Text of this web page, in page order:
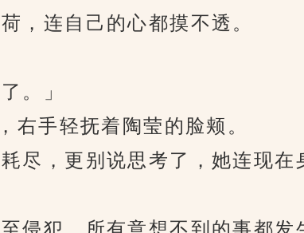
，连自己的心都摸不透。
。」
手轻抚着陶莹的脸颊。
，更别说思考了，她连现在
犯，所有意想不到的事都发